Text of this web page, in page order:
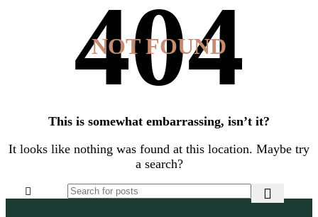
NOT FOUND
This is somewhat embarrassing, isn’t it?
It looks like nothing was found at this location. Maybe try
a search?